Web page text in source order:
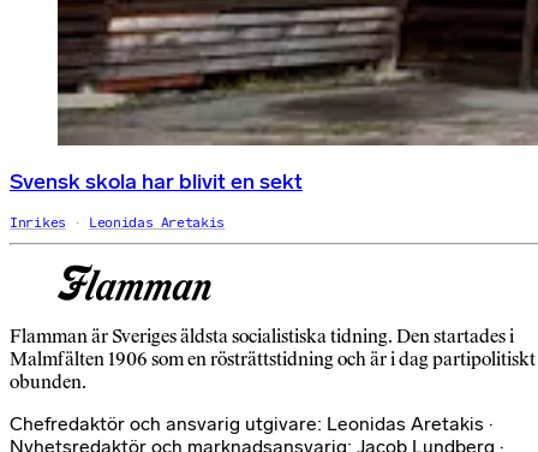
Svensk skola har blivit en sekt
Inrikes Leonidas Aretakis
Flamman är Sveriges äldsta socialistiska tidning. Den startades i
Malmfälten 1906 som en rösträttstidning och är i dag partipolitiskt
obunden.
Chefredaktör och ansvarig utgivare: Leonidas Aretakis ·
Nyhetsredaktör och marknadsansvarig: Jacob Lundberg ·